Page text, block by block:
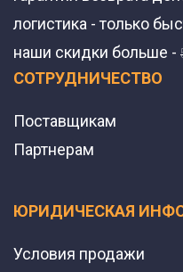
логистика - только
наши скидки больше -
СОТРУДНИЧЕСТВО
Поставщикам
Партнерам
ЮРИДИЧЕСКАЯ
Условия продажи